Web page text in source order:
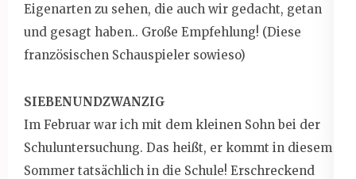
Eigenarten zu sehen, die auch wir gedacht, getan
und gesagt haben.. Große Empfehlung! (Diese
französischen Schauspieler sowieso)
SIEBENUNDZWANZIG
Im Februar war ich mit dem kleinen Sohn bei der
Schuluntersuchung. Das heißt, er kommt in diesem
Sommer tatsächlich in die Schule! Erschreckend